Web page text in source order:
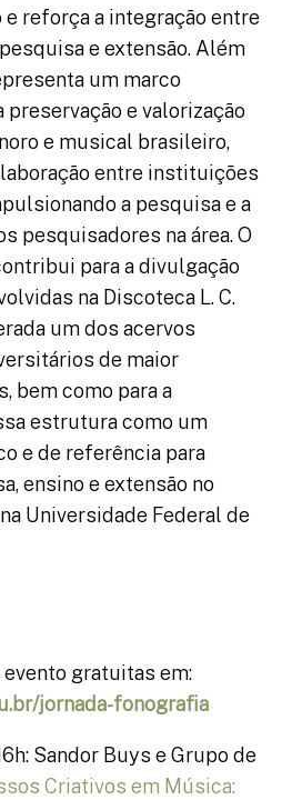
reforça a integração entre
e extensão. Além
um marco
preservação e valorização
e musical brasileiro,
entre instituições
a pesquisa e a
pesquisadores na área. O
para a divulgação
na Discoteca L. C.
um dos acervos
de maior
bem como para a
estrutura como um
e de referência para
ensino e extensão no
Universidade Federal de
evento gratuitas em:
jornada-fonografia
Sandor Buys e Grupo de
Criativos em Música: